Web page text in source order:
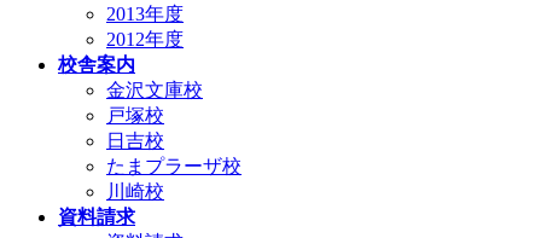
2013年度
2012年度
校舎案内
金沢文庫校
戸塚校
日吉校
たまプラーザ校
川崎校
資料請求